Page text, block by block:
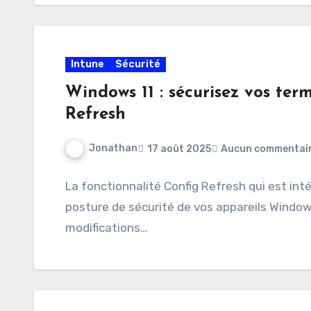
Intune Sécurité
Windows 11 : sécurisez vos
Refresh
Jonathan 17 août 2025 Aucun
La fonctionnalité Config Refresh qui est
posture de sécurité de vos appareils
modifications…